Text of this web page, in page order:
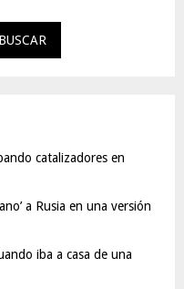
BUSCAR
catalizadores en
a Rusia en una versión
iba a casa de una